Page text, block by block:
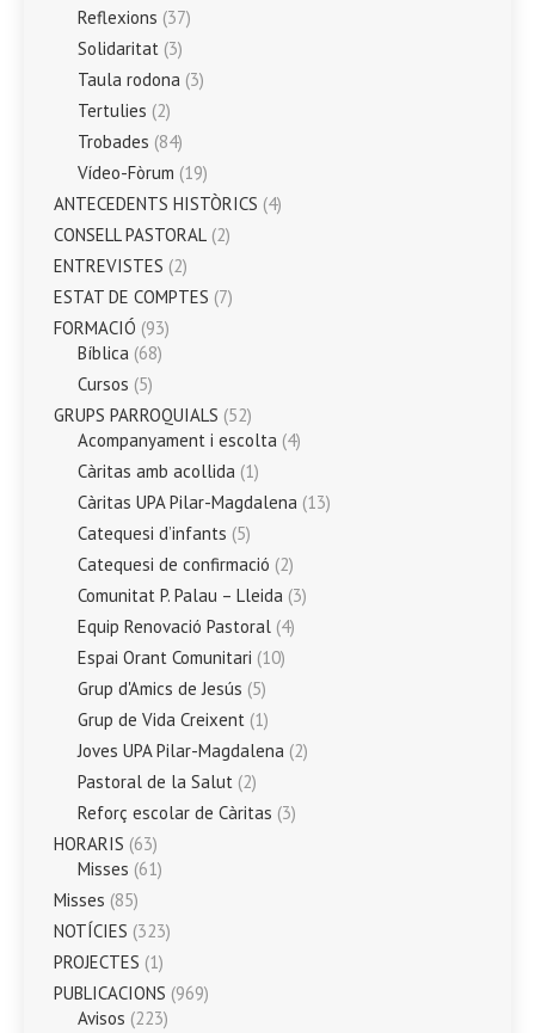
Reflexions (37)
Solidaritat (3)
Taula rodona (3)
Tertulies (2)
Trobades (84)
Vídeo-Fòrum (19)
ANTECEDENTS HISTÒRICS (4)
CONSELL PASTORAL (2)
ENTREVISTES (2)
ESTAT DE COMPTES (7)
FORMACIÓ (93)
Bíblica (68)
Cursos (5)
GRUPS PARROQUIALS (52)
Acompanyament i escolta (4)
Càritas amb acollida (1)
Càritas UPA Pilar-Magdalena (13)
Catequesi d’infants (5)
Catequesi de confirmació (2)
Comunitat P. Palau – Lleida (3)
Equip Renovació Pastoral (4)
Espai Orant Comunitari (10)
Grup d'Amics de Jesús (5)
Grup de Vida Creixent (1)
Joves UPA Pilar-Magdalena (2)
Pastoral de la Salut (2)
Reforç escolar de Càritas (3)
HORARIS (63)
Misses (61)
Misses (85)
NOTÍCIES (323)
PROJECTES (1)
PUBLICACIONS (969)
Avisos (223)